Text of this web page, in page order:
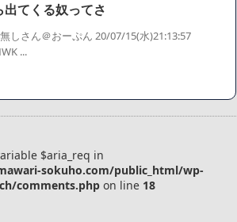
出てくる奴ってさ
しさん＠おーぷん 20/07/15(水)21:13:57
...
$aria_req in
sokuho.com/public_html/wp-
comments.php on line 18